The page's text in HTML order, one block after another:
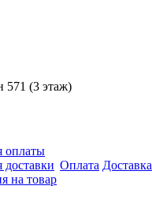
571 (3 этаж)
оплаты
доставки
на товар
Оплата Доставка